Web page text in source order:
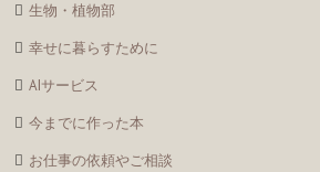
生物・植物部
幸せに暮らすために
AIサービス
今までに作った本
お仕事の依頼やご相談